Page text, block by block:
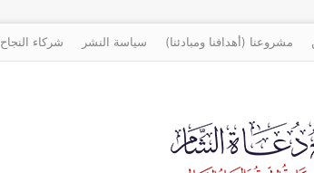
مشروعنا (أهدافنا ومبادئنا) سياسة النشر شركاء النجاح